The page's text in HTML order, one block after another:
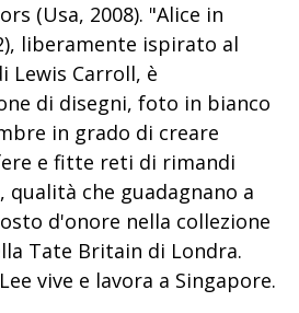
(Usa, 2008). "Alice in
liberamente ispirato al
Lewis Carroll, è
di disegni, foto in bianco
in grado di creare
e fitte reti di rimandi
che guadagnano a
d'onore nella collezione
Tate Britain di Londra.
vive e lavora a Singapore.